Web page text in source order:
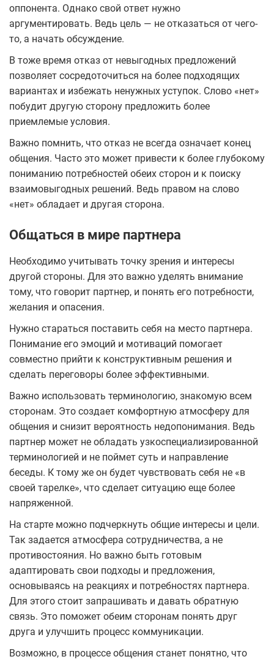
оппонента. Однако свой ответ нужно
аргументировать. Ведь цель ― не отказаться от чего-
то, а начать обсуждение.
В тоже время отказ от невыгодных предложений
позволяет сосредоточиться на более подходящих
вариантах и избежать ненужных уступок. Слово «нет»
побудит другую сторону предложить более
приемлемые условия.
Важно помнить, что отказ не всегда означает конец
общения. Часто это может привести к более глубокому
пониманию потребностей обеих сторон и к поиску
взаимовыгодных решений. Ведь правом на слово
«нет» обладает и другая сторона.
Общаться в мире партнера
Необходимо учитывать точку зрения и интересы
другой стороны. Для это важно уделять внимание
тому, что говорит партнер, и понять его потребности,
желания и опасения.
Нужно стараться поставить себя на место партнера.
Понимание его эмоций и мотиваций помогает
совместно прийти к конструктивным решения и
сделать переговоры более эффективными.
Важно использовать терминологию, знакомую всем
сторонам. Это создает комфортную атмосферу для
общения и снизит вероятность недопонимания. Ведь
партнер может не обладать узкоспециализированной
терминологией и не поймет суть и направление
беседы. К тому же он будет чувствовать себя не «в
своей тарелке», что сделает ситуацию еще более
напряженной.
На старте можно подчеркнуть общие интересы и цели.
Так задается атмосфера сотрудничества, а не
противостояния. Но важно быть готовым
адаптировать свои подходы и предложения,
основываясь на реакциях и потребностях партнера.
Для этого стоит запрашивать и давать обратную
связь. Это поможет обеим сторонам понять друг
друга и улучшить процесс коммуникации.
Возможно, в процессе общения станет понятно, что